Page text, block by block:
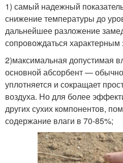
1) самый надежный
снижение температуры до
дальнейшее разложение
сопровождаться характерным
2)максимальная допустимая
основной абсорбент — обычно
уплотняется и сокращает
воздуха. Но для более
других сухих компонентов,
содержание влаги в 70-85%;